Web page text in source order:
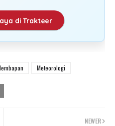
di Trakteer
Meteorologi
NEWER